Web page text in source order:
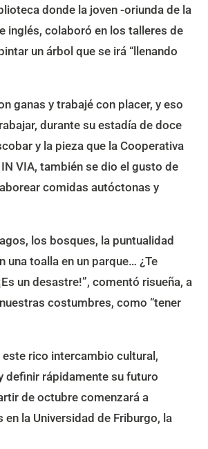
donde la joven -oriunda de la
inglés, colaboró en los talleres de
un árbol que se irá “llenando
ganas y trabajé con placer, y eso
durante su estadía de doce
y la pieza que la Cooperativa
VIA, también se dio el gusto de
comidas autóctonas y
los bosques, la puntualidad
toalla en un parque… ¿Te
un desastre!”, comentó risueña, a
costumbres, como “tener
rico intercambio cultural,
definir rápidamente su futuro
de octubre comenzará a
la Universidad de Friburgo, la